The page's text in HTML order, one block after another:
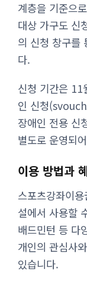
계층을 기준으
대상 가구도 신
의 신청 창구를
다.
신청 기간은
인 신청
장애인 전용
별도로 운영되
이용 방법과
스포츠강좌이
설에서 사용할
배드민턴 등 다
개인의 관심사
있습니다.